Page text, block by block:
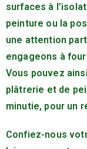
surfaces à
peinture ou la
une attention
engageons à
Vous pouvez
plâtrerie et de
minutie, pour un
Confiez-nous